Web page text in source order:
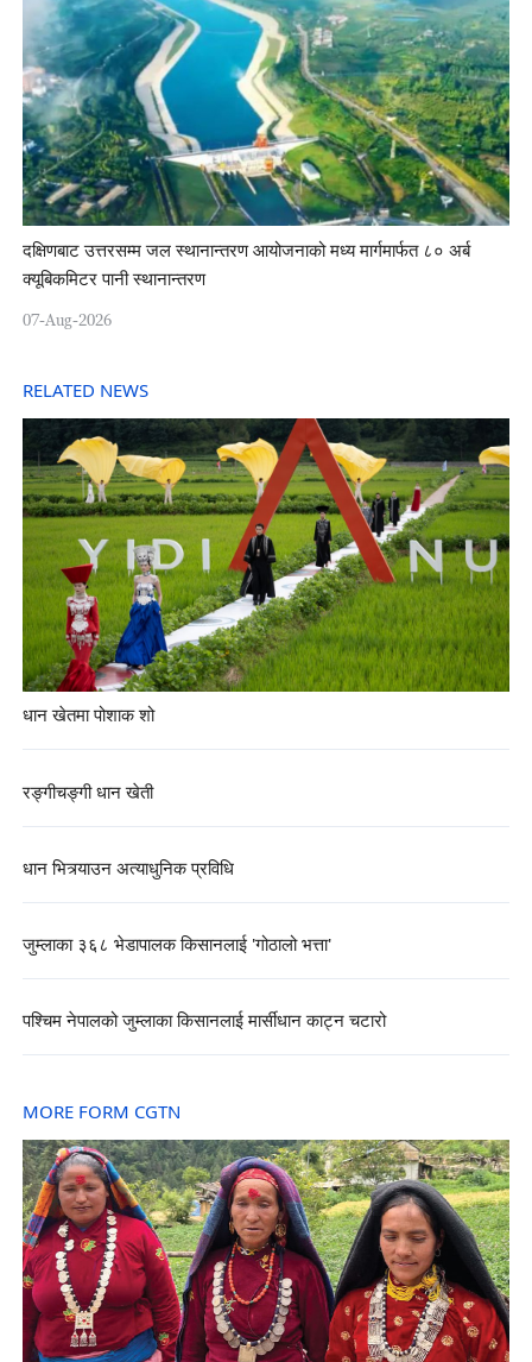
दक्षिणबाट उत्तरसम्म जल स्थानान्तरण आयोजनाको मध्य मार्गमार्फत ८० अर्ब
क्यूबिकमिटर पानी स्थानान्तरण
07-Aug-2026
RELATED NEWS
धान खेतमा पोशाक शो
रङ्गीचङ्गी धान खेती
धान भित्र्याउन अत्याधुनिक प्रविधि
जुम्लाका ३६८ भेडापालक किसानलाई 'गोठालो भत्ता'
पश्चिम नेपालको जुम्लाका किसानलाई मार्सीधान काट्न चटारो
MORE FORM CGTN